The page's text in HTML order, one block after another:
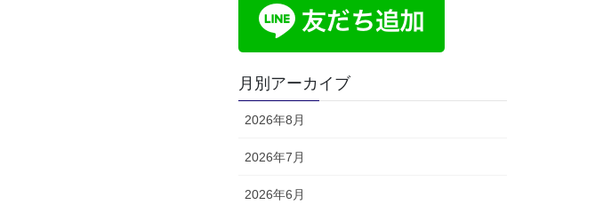
月別アーカイブ
2026年8月
2026年7月
2026年6月